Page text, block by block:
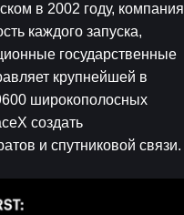
в 2002 году, компания
каждого запуска,
государственные
крупнейшей в
широкополосных
создать
и спутниковой связи.